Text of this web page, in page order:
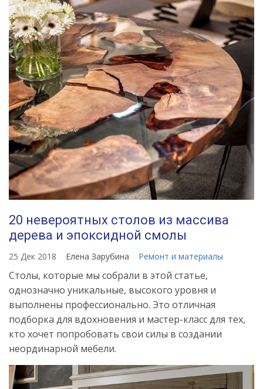
20 невероятных столов из массива
дерева и эпоксидной смолы
25 Дек 2018 Елена Зарубина Ремонт и материалы
Столы, которые мы собрали в этой статье,
однозначно уникальные, высокого уровня и
выполнены профессионально. Это отличная
подборка для вдохновения и мастер-класс для тех,
кто хочет попробовать свои силы в создании
неординарной мебели.